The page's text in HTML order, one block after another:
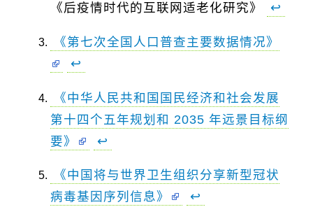
《后疫情时代的互联网适老化研究》
↩
《第七次全国人口普查主要数据情况》
↩
《中华人民共和国国民经济和社会发展
第十四个五年规划和 2035 年远景目标纲
要》
↩
《中国将与世界卫生组织分享新型冠状
病毒基因序列信息》
↩